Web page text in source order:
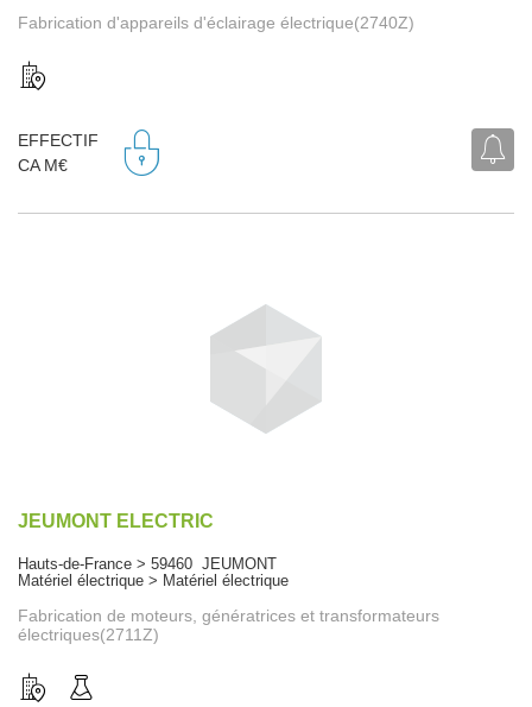
Fabrication d'appareils d'éclairage électrique(2740Z)
EFFECTIF
CA M€
JEUMONT ELECTRIC
Hauts-de-France > 59460 JEUMONT
Matériel électrique > Matériel électrique
Fabrication de moteurs, génératrices et transformateurs
électriques(2711Z)